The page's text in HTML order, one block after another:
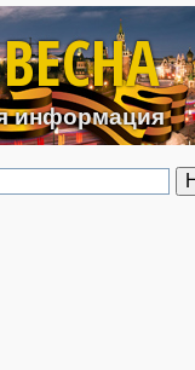
к основному
информация